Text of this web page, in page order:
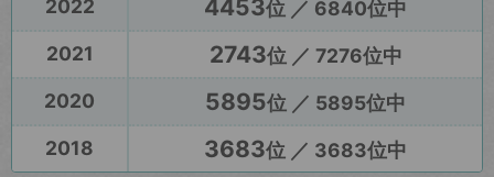
2022
4453位 ／ 6840位中
2021
2743位 ／ 7276位中
2020
5895位 ／ 5895位中
2018
3683位 ／ 3683位中